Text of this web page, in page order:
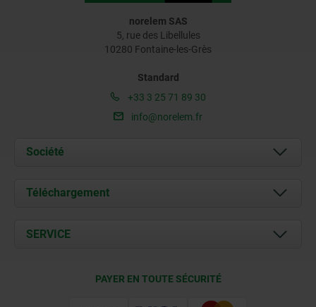
norelem SAS
5, rue des Libellules
10280 Fontaine-les-Grès
Standard
+33 3 25 71 89 30
info@norelem.fr
Société
À propos de nous
Contact
Téléchargement
Documents
SERVICE
PAYER EN TOUTE SÉCURITÉ